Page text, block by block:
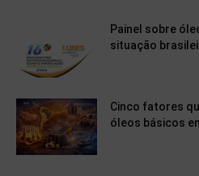
Painel sobre
situação
Cinco fatores
óleos básicos